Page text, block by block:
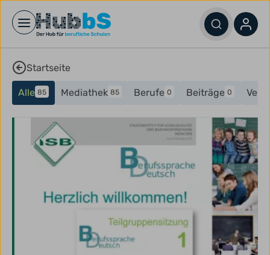
Open main menu
Startseite
Alle 85 Mediathek 85 Berufe 0 Beiträge 0